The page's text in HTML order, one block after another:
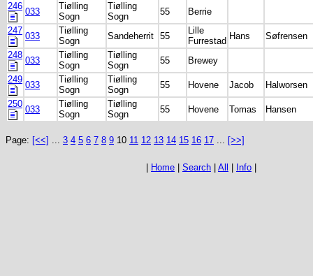
246
033
Tiølling
Sogn
Tiølling
Sogn
55
Berrie
247
033
Tiølling
Sogn
Sandeherrit 55
Lille
Furrestad Hans
Søfrensen
248
033
Tiølling
Sogn
Tiølling
Sogn
55
Brewey
249
033
Tiølling
Sogn
Tiølling
Sogn
55 Hovene Jacob
Halworsen
250
033
Tiølling
Sogn
Tiølling
Sogn
55 Hovene Tomas Hansen
Page: [<<] ... 3 4 5 6 7 8 9 10 11 12 13 14 15 16 17 ... [>>]
Home Search All Info